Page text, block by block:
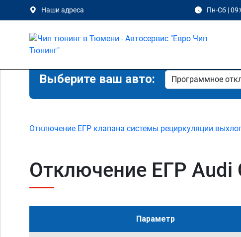
Наши адреса Пн-Сб |
Выберите ваш авто:
Отключение ЕГР клапана системы рециркуляции
Отключение ЕГР Audi
Параметр